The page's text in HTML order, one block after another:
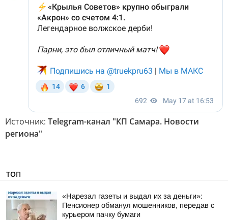
Источник: Telegram-канал "КП Самара. Новости
региона"
ТОП
«Нарезал газеты и выдал их за деньги»:
Пенсионер обманул мошенников, передав с
курьером пачку бумаги